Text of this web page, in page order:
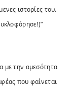
ιστορίες του.
με την αμεσότητα
που φαίνεται